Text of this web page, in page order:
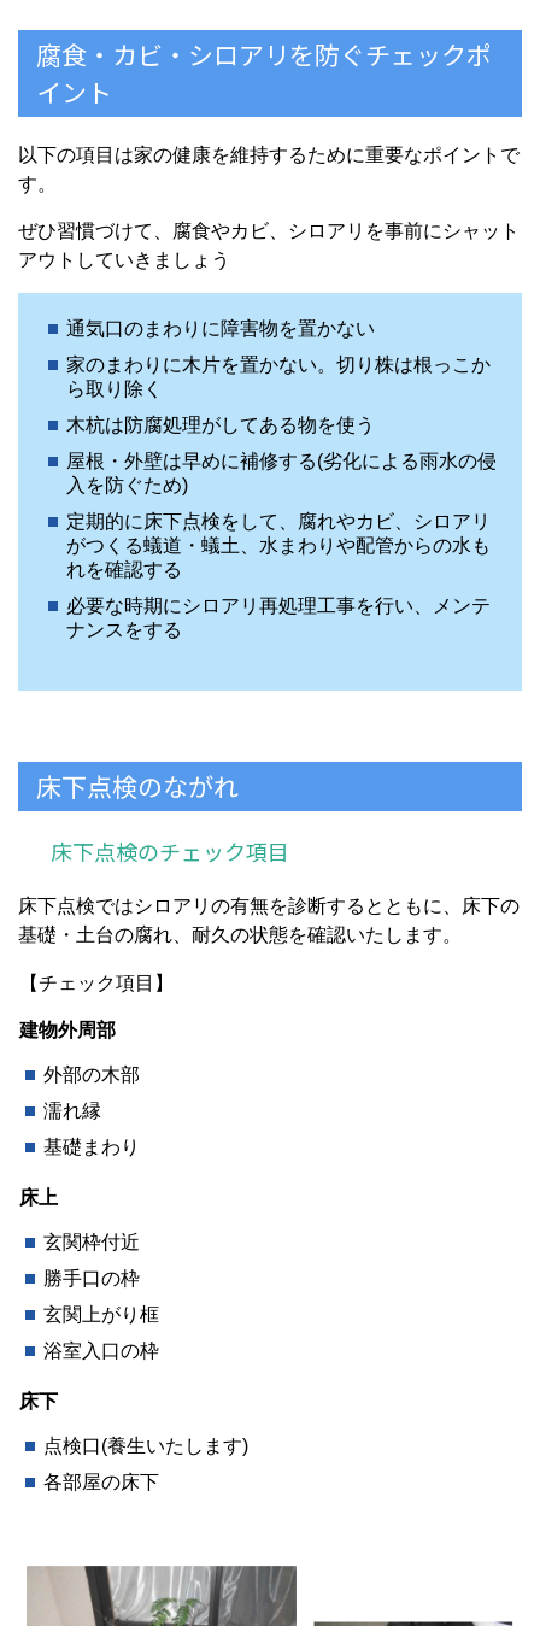
腐食・カビ・シロアリを防ぐチェックポ
イント
以下の項目は家の健康を維持するために重要なポイントで
す。
ぜひ習慣づけて、腐食やカビ、シロアリを事前にシャット
アウトしていきましょう
通気口のまわりに障害物を置かない
家のまわりに木片を置かない。切り株は根っこか
ら取り除く
木杭は防腐処理がしてある物を使う
屋根・外壁は早めに補修する(劣化による雨水の侵
入を防ぐため)
定期的に床下点検をして、腐れやカビ、シロアリ
がつくる蟻道・蟻土、水まわりや配管からの水も
れを確認する
必要な時期にシロアリ再処理工事を行い、メンテ
ナンスをする
床下点検のながれ
床下点検のチェック項目
床下点検ではシロアリの有無を診断するとともに、床下の
基礎・土台の腐れ、耐久の状態を確認いたします。
【チェック項目】
建物外周部
外部の木部
濡れ縁
基礎まわり
床上
玄関枠付近
勝手口の枠
玄関上がり框
浴室入口の枠
床下
点検口(養生いたします)
各部屋の床下